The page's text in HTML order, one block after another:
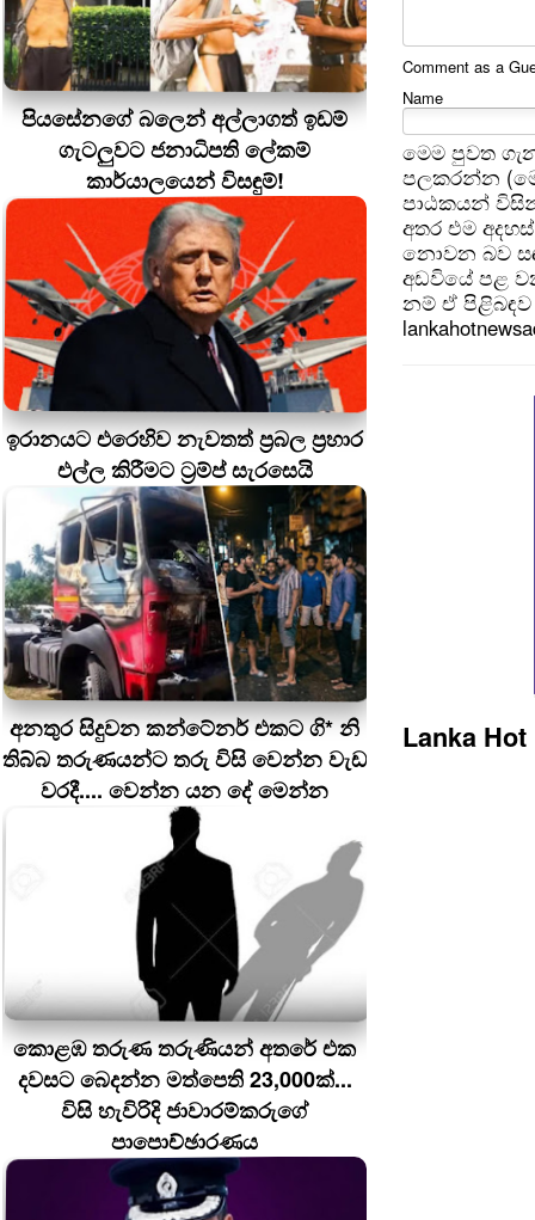
පියසේනගේ බලෙන් අල්ලාගත් ඉඩම්
ගැටලුවට ජනාධිපති ලේකම්
කාර්යාලයෙන් විසඳුම්!
ඉරානයට එරෙහිව නැවතත් ප්‍රබල ප්‍රහාර
එල්ල කිරීමට ට්‍රම්ප් සැරසෙයි
අනතුර සිදුවන කන්ටේනර් එකට ගි* නි
තිබ්බ තරුණයන්ට තරු විසි වෙන්න වැඩ
වරදී.... වෙන්න යන දේ මෙන්න
කොළඹ තරුණ තරුණියන් අතරේ එක
දවසට බෙදන්න මත්පෙති 23,000ක්...
විසි හැවිරිදි ජාවාරම්කරුගේ
පාපොච්ඡාරණය
Comment as a
Name
මෙම පුවත
පලකරන්න
පාඨකයන්
අතර එම
නොවන බව
අඩවියේ පළ
නම් ඒ පිළිබඳව
Lanka